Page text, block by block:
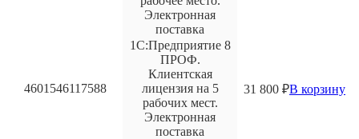
Электронная
поставка
4601546117588
1С:Предприятие 8
ПРОФ.
Клиентская
лицензия на 5
рабочих мест.
Электронная
поставка
31 800 ₽В корзину